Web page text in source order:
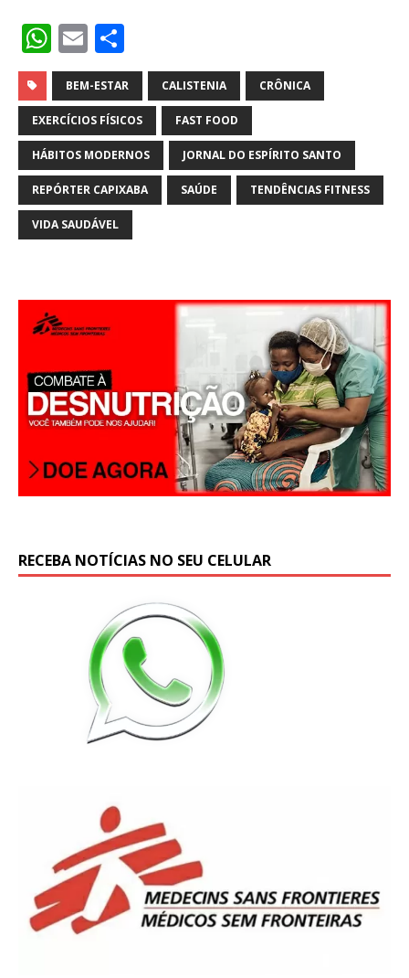
W
h
at
s
A
p
p
E
m
ai
l
h
ar
e
BEM-ESTAR CALISTENIA CRÔNICA
EXERCÍCIOS FÍSICOS FAST FOOD
HÁBITOS MODERNOS JORNAL DO ESPÍRITO SANTO
REPÓRTER CAPIXABA SAÚDE TENDÊNCIAS FITNESS
VIDA SAUDÁVEL
RECEBA NOTÍCIAS NO SEU CELULAR